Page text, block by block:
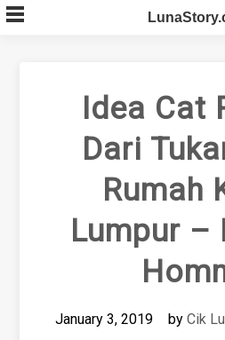
Skip
to
Idea Cat
Dari
Rumah
Lumpur –
January 3, 2019 by Cik